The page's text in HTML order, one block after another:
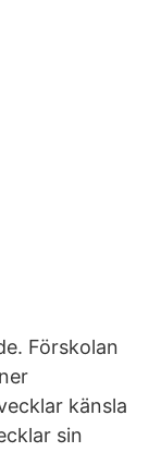
Förskolan
känsla
sin